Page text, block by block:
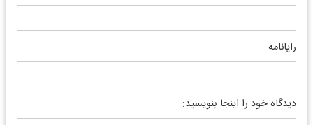
رایانامه
دیدگاه خود را اینجا بنویسید: